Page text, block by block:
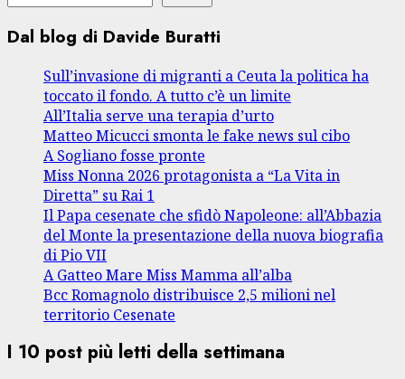
Dal blog di Davide Buratti
Sull’invasione di migranti a Ceuta la politica ha
toccato il fondo. A tutto c’è un limite
All’Italia serve una terapia d’urto
Matteo Micucci smonta le fake news sul cibo
A Sogliano fosse pronte
Miss Nonna 2026 protagonista a “La Vita in
Diretta” su Rai 1
Il Papa cesenate che sfidò Napoleone: all’Abbazia
del Monte la presentazione della nuova biografia
di Pio VII
A Gatteo Mare Miss Mamma all’alba
Bcc Romagnolo distribuisce 2,5 milioni nel
territorio Cesenate
I 10 post più letti della settimana